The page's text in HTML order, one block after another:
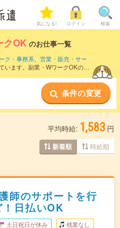
気になる! ログイン 検索
クOK のお仕事一覧
ク・事務系、 営業・販売・サー
います。副業・WワークOKの条
条件の変更
平均時給: 1,583 円
新着順 時給順
師のサポートを行
日払いOK
土日祝日が休み 残業なし